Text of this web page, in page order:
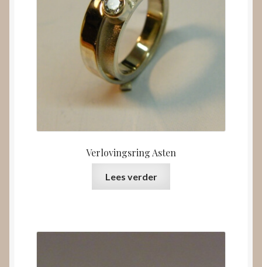
Verlovingsring Asten
Lees verder